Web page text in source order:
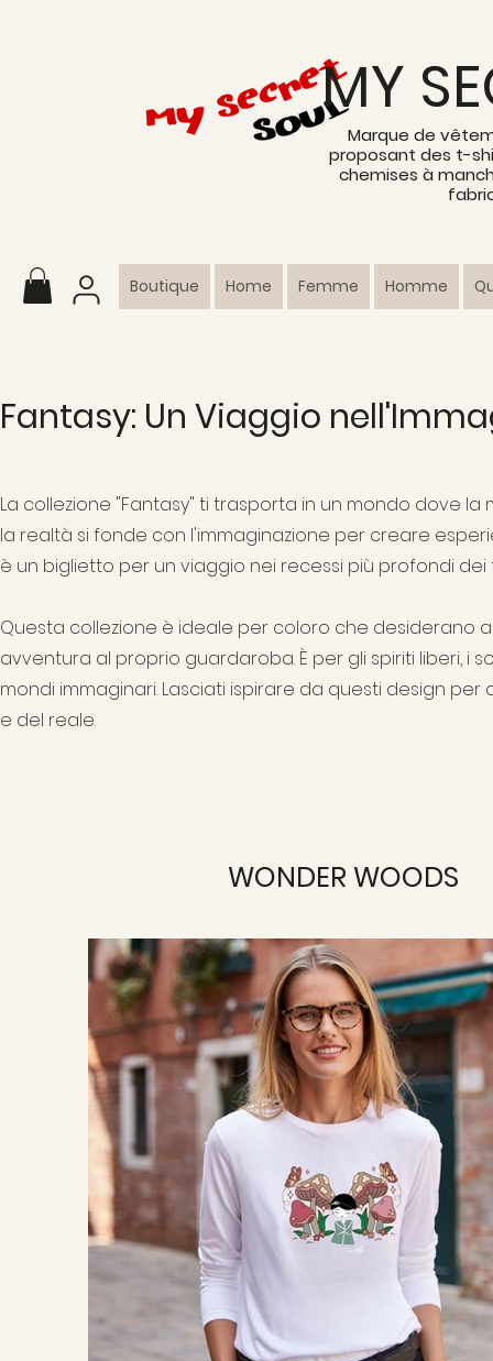
MY
Marque de
proposant des t-
chemises à
Boutique Home Femme Homme
Fantasy: Un Viaggio
La collezione "Fantasy" ti trasporta in un mondo dove
la realtà si fonde con l'immaginazione per creare
è un biglietto per un viaggio nei recessi più profondi dei
Questa collezione è ideale per coloro che desiderano
avventura al proprio guardaroba. È per gli spiriti liberi, i
mondi immaginari. Lasciati ispirare da questi design
e del reale.
WONDER WOODS